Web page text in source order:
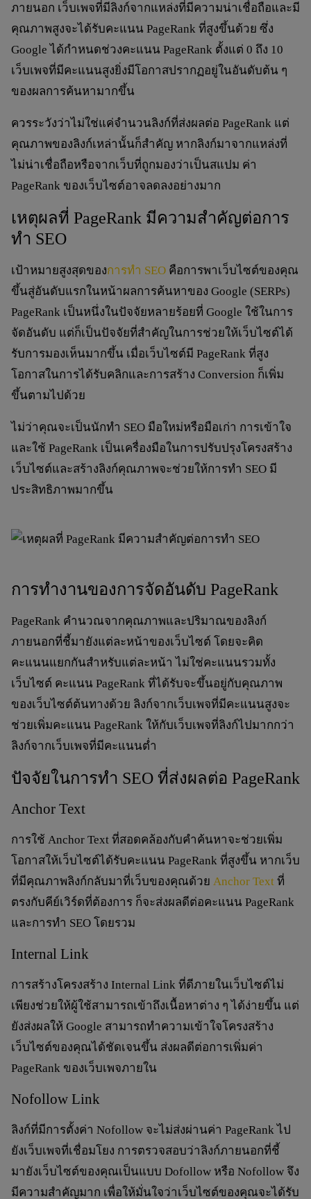
ภายนอก เว็บเพจที่มีลิงก์จากแหล่งที่มีความน่าเชื่อถือและมี
คุณภาพสูงจะได้รับคะแนน PageRank ที่สูงขึ้นด้วย ซึ่ง
Google ได้กำหนดช่วงคะแนน PageRank ตั้งแต่ 0 ถึง 10
เว็บเพจที่มีคะแนนสูงยิ่งมีโอกาสปรากฏอยู่ในอันดับต้น ๆ
ของผลการค้นหามากขึ้น
ควรระวังว่าไม่ใช่แค่จำนวนลิงก์ที่ส่งผลต่อ PageRank แต่
คุณภาพของลิงก์เหล่านั้นก็สำคัญ หากลิงก์มาจากแหล่งที่
ไม่น่าเชื่อถือหรือจากเว็บที่ถูกมองว่าเป็นสแปม ค่า
PageRank ของเว็บไซต์อาจลดลงอย่างมาก
เหตุผลที่ PageRank มีความสำคัญต่อการ
ทำ SEO
เป้าหมายสูงสุดของการทำ SEO คือการพาเว็บไซต์ของคุณ
ขึ้นสู่อันดับแรกในหน้าผลการค้นหาของ Google (SERPs)
PageRank เป็นหนึ่งในปัจจัยหลายร้อยที่ Google ใช้ในการ
จัดอันดับ แต่ก็เป็นปัจจัยที่สำคัญในการช่วยให้เว็บไซต์ได้
รับการมองเห็นมากขึ้น เมื่อเว็บไซต์มี PageRank ที่สูง
โอกาสในการได้รับคลิกและการสร้าง Conversion ก็เพิ่ม
ขึ้นตามไปด้วย
ไม่ว่าคุณจะเป็นนักทำ SEO มือใหม่หรือมือเก่า การเข้าใจ
และใช้ PageRank เป็นเครื่องมือในการปรับปรุงโครงสร้าง
เว็บไซต์และสร้างลิงก์คุณภาพจะช่วยให้การทำ SEO มี
ประสิทธิภาพมากขึ้น
การทำงานของการจัดอันดับ PageRank
PageRank คำนวณจากคุณภาพและปริมาณของลิงก์
ภายนอกที่ชี้มายังแต่ละหน้าของเว็บไซต์ โดยจะคิด
คะแนนแยกกันสำหรับแต่ละหน้า ไม่ใช่คะแนนรวมทั้ง
เว็บไซต์ คะแนน PageRank ที่ได้รับจะขึ้นอยู่กับคุณภาพ
ของเว็บไซต์ต้นทางด้วย ลิงก์จากเว็บเพจที่มีคะแนนสูงจะ
ช่วยเพิ่มคะแนน PageRank ให้กับเว็บเพจที่ลิงก์ไปมากกว่า
ลิงก์จากเว็บเพจที่มีคะแนนต่ำ
ปัจจัยในการทำ SEO ที่ส่งผลต่อ PageRank
Anchor Text
การใช้ Anchor Text ที่สอดคล้องกับคำค้นหาจะช่วยเพิ่ม
โอกาสให้เว็บไซต์ได้รับคะแนน PageRank ที่สูงขึ้น หากเว็บ
ที่มีคุณภาพลิงก์กลับมาที่เว็บของคุณด้วย Anchor Text ที่
ตรงกับคีย์เวิร์ดที่ต้องการ ก็จะส่งผลดีต่อคะแนน PageRank
และการทำ SEO โดยรวม
Internal Link
การสร้างโครงสร้าง Internal Link ที่ดีภายในเว็บไซต์ไม่
เพียงช่วยให้ผู้ใช้สามารถเข้าถึงเนื้อหาต่าง ๆ ได้ง่ายขึ้น แต่
ยังส่งผลให้ Google สามารถทำความเข้าใจโครงสร้าง
เว็บไซต์ของคุณได้ชัดเจนขึ้น ส่งผลดีต่อการเพิ่มค่า
PageRank ของเว็บเพจภายใน
Nofollow Link
ลิงก์ที่มีการตั้งค่า Nofollow จะไม่ส่งผ่านค่า PageRank ไป
ยังเว็บเพจที่เชื่อมโยง การตรวจสอบว่าลิงก์ภายนอกที่ชี้
มายังเว็บไซต์ของคุณเป็นแบบ Dofollow หรือ Nofollow จึง
มีความสำคัญมาก เพื่อให้มั่นใจว่าเว็บไซต์ของคุณจะได้รับ